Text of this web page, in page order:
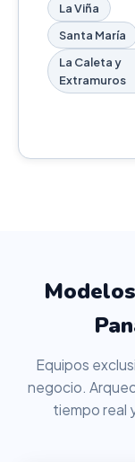
La Viña
Santa María
La Caleta y
Extramuros
Equipos
negocio.
tiempo real